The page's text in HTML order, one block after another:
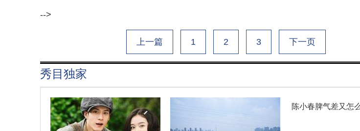
-->
上一篇 1 2 3 下一页
秀目独家
陈小春脾气差又怎